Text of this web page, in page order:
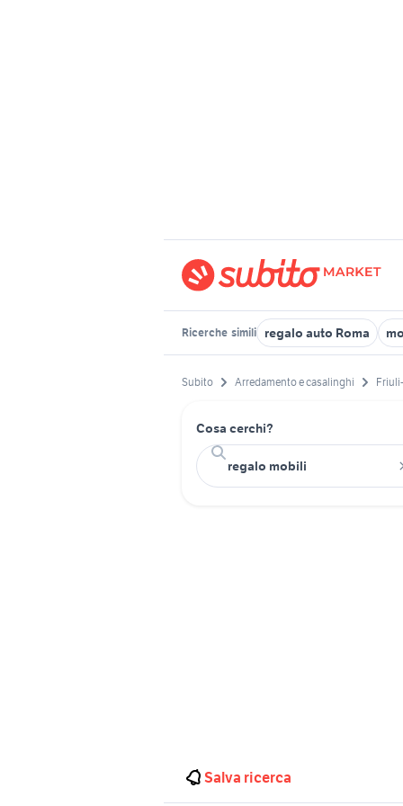
Ricerche simili regalo auto Roma
Subito Arredamento e casalinghi
Cosa cerchi?
Salva ricerca